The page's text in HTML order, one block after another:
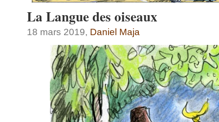
La Langue des oiseaux
18 mars 2019, Daniel Maja